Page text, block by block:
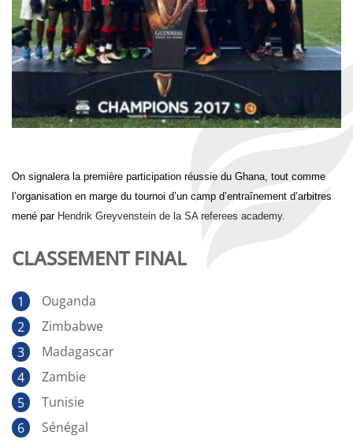
On signalera la première participation réussie du Ghana, tout comme
l’organisation en marge du tournoi d’un camp d’entraînement d’arbitres
mené par Hendrik Greyvenstein de la SA referees academy.
CLASSEMENT FINAL
Ouganda
Zimbabwe
Madagascar
Zambie
Tunisie
Sénégal